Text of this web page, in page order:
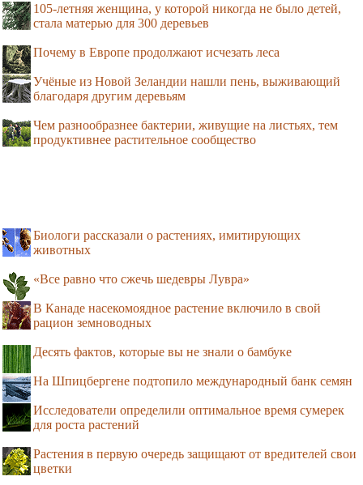
105-летняя женщина, у которой никогда не было детей,
стала матерью для 300 деревьев
Почему в Европе продолжают исчезать леса
Учёные из Новой Зеландии нашли пень, выживающий
благодаря другим деревьям
Чем разнообразнее бактерии, живущие на листьях, тем
продуктивнее растительное сообщество
Биологи рассказали о растениях, имитирующих
животных
«Все равно что сжечь шедевры Лувра»
В Канаде насекомоядное растение включило в свой
рацион земноводных
Десять фактов, которые вы не знали о бамбуке
На Шпицбергене подтопило международный банк семян
Исследователи определили оптимальное время сумерек
для роста растений
Растения в первую очередь защищают от вредителей свои
цветки